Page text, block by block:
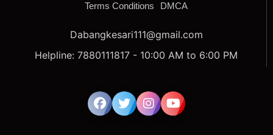
Terms Conditions
DMCA
Dabangkesari111@gmail.com
Helpline: 7880111817 - 10:00 AM to 6:00 PM